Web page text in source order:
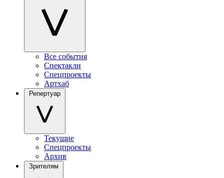
Все события
Спектакли
Спецпроекты
Артхаб
Репертуар
Текущие
Спецпроекты
Архив
Зрителям